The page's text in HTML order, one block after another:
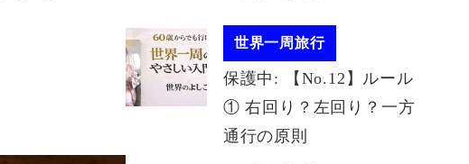
世界一周旅行
保護中: 【No.12】ルール
① 右回り？左回り？一方
通行の原則